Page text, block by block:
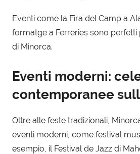
Eventi come la Fira del Camp a
formatge a Ferreries sono
di Minorca.
Eventi moderni:
contemporanee
Oltre alle feste tradizionali,
eventi moderni, come festival
esempio, il Festival de Jazz di